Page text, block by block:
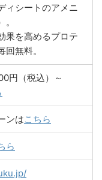
ィシートのアメニ
果を高めるプロテ
無料。
円（税込）～
ンはこちら
ら